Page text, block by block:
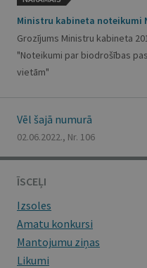
Ministru kabineta noteikumi
Grozījums Ministru kabineta
"Noteikumi par biodrošības
vietām"
Vēl šajā numurā
02.06.2022., Nr. 106
ĪSCEĻI
Izsoles
Amatu konkursi
Mantojumu ziņas
Likumi